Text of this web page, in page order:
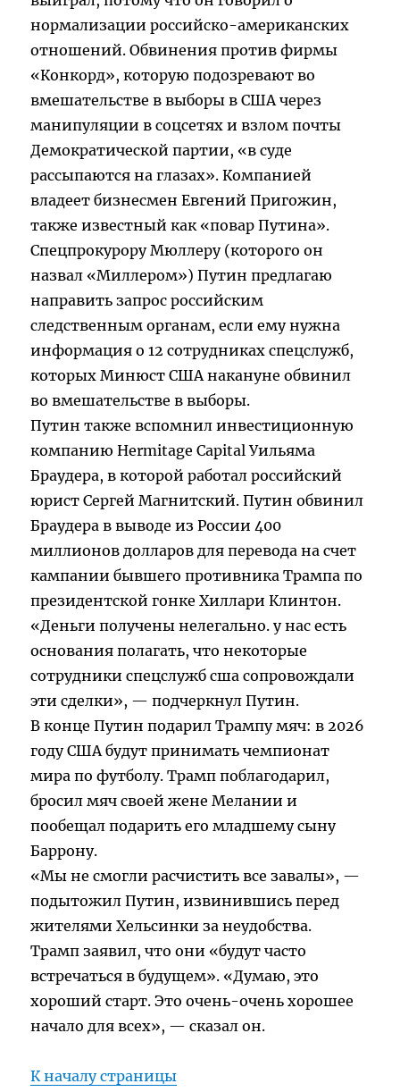
нормализации российско-американских
отношений. Обвинения против фирмы
«Конкорд», которую подозревают во
вмешательстве в выборы в США через
манипуляции в соцсетях и взлом почты
Демократической партии, «в суде
рассыпаются на глазах». Компанией
владеет бизнесмен Евгений Пригожин,
также известный как «повар Путина».
Спецпрокурору Мюллеру (которого он
назвал «Миллером») Путин предлагаю
направить запрос российским
следственным органам, если ему нужна
информация о 12 сотрудниках спецслужб,
которых Минюст США накануне обвинил
во вмешательстве в выборы.
Путин также вспомнил инвестиционную
компанию Hermitage Capital Уильяма
Браудера, в которой работал российский
юрист Сергей Магнитский. Путин обвинил
Браудера в выводе из России 400
миллионов долларов для перевода на счет
кампании бывшего противника Трампа по
президентской гонке Хиллари Клинтон.
«Деньги получены нелегально. у нас есть
основания полагать, что некоторые
сотрудники спецслужб сша сопровождали
эти сделки», — подчеркнул Путин.
В конце Путин подарил Трампу мяч: в 2026
году США будут принимать чемпионат
мира по футболу. Трамп поблагодарил,
бросил мяч своей жене Мелании и
пообещал подарить его младшему сыну
Баррону.
«Мы не смогли расчистить все завалы», —
подытожил Путин, извинившись перед
жителями Хельсинки за неудобства.
Трамп заявил, что они «будут часто
встречаться в будущем». «Думаю, это
хороший старт. Это очень-очень хорошее
начало для всех», — сказал он.
К началу страницы